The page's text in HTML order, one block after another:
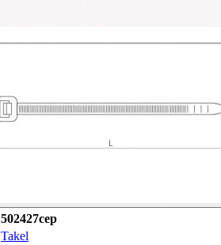
502427сер
Takel